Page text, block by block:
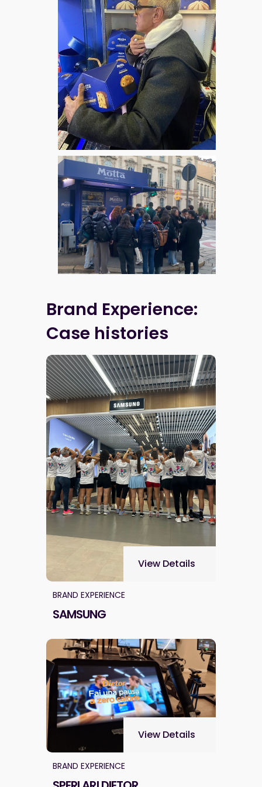
Brand Experience:
Case histories
BRAND EXPERIENCE
SAMSUNG
View Details
BRAND EXPERIENCE
View Details